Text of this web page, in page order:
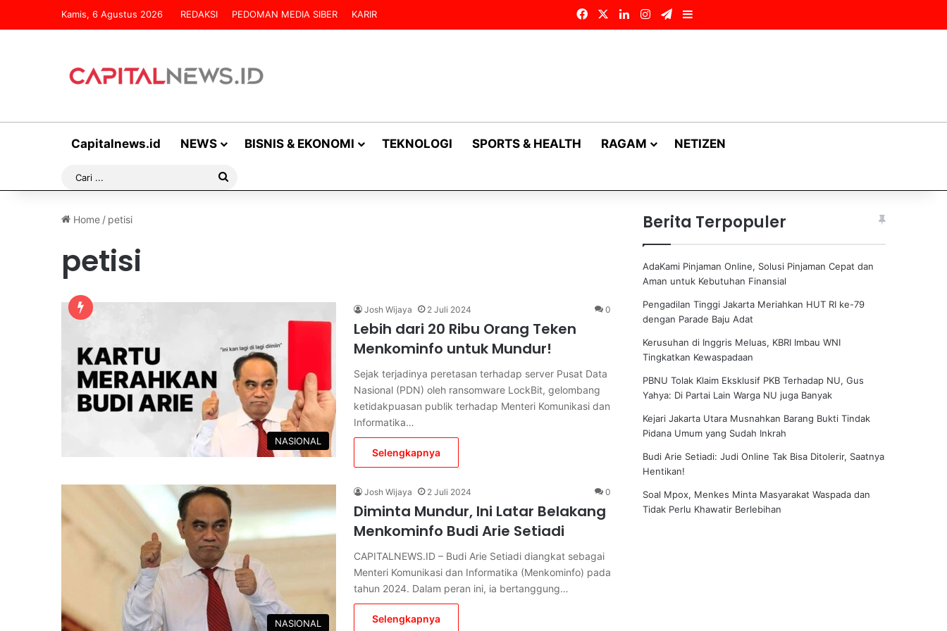
Kamis, 6 Agustus 2026 REDAKSI PEDOMAN MEDIA SIBER KARIR FacebookLinkedInInstagram
Telegram
Sidebar
Capitalnews.id NEWS BISNIS & EKONOMI TEKNOLOGI SPORTS & HEALTH RAGAM NETIZEN
Cari
Home / petisi
petisi
NASIONAL
Josh Wijaya 2 Juli 2024 0
Lebih dari 20 Ribu Orang Teken
Menkominfo untuk Mundur!
Sejak terjadinya peretasan terhadap server Pusat Data
Nasional (PDN) oleh ransomware LockBit, gelombang
ketidakpuasan publik terhadap Menteri Komunikasi dan
Informatika…
Selengkapnya
NASIONAL
Josh Wijaya 2 Juli 2024 0
Diminta Mundur, Ini Latar Belakang
Menkominfo Budi Arie Setiadi
CAPITALNEWS.ID – Budi Arie Setiadi diangkat sebagai
Menteri Komunikasi dan Informatika (Menkominfo) pada
tahun 2024. Dalam peran ini, ia bertanggung…
Selengkapnya
Berita Terpopuler
AdaKami Pinjaman Online, Solusi Pinjaman Cepat dan
Aman untuk Kebutuhan Finansial
Pengadilan Tinggi Jakarta Meriahkan HUT RI ke-79
dengan Parade Baju Adat
Kerusuhan di Inggris Meluas, KBRI Imbau WNI
Tingkatkan Kewaspadaan
PBNU Tolak Klaim Eksklusif PKB Terhadap NU, Gus
Yahya: Di Partai Lain Warga NU juga Banyak
Kejari Jakarta Utara Musnahkan Barang Bukti Tindak
Pidana Umum yang Sudah Inkrah
Budi Arie Setiadi: Judi Online Tak Bisa Ditolerir, Saatnya
Hentikan!
Soal Mpox, Menkes Minta Masyarakat Waspada dan
Tidak Perlu Khawatir Berlebihan